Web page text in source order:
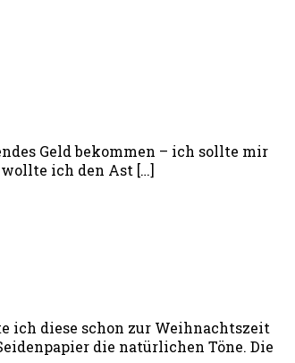
Geld bekommen – ich sollte mir
ich den Ast […]
ich diese schon zur Weihnachtszeit
die natürlichen Töne. Die